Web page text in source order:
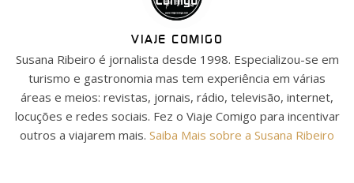
VIAJE COMIGO
Susana Ribeiro é jornalista desde 1998. Especializou-se em
turismo e gastronomia mas tem experiência em várias
áreas e meios: revistas, jornais, rádio, televisão, internet,
locuções e redes sociais. Fez o Viaje Comigo para incentivar
outros a viajarem mais. Saiba Mais sobre a Susana Ribeiro